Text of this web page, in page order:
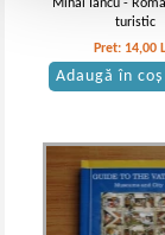
Mihai Iancu -
turistic
Pret: 14,00
Adaugă în coș